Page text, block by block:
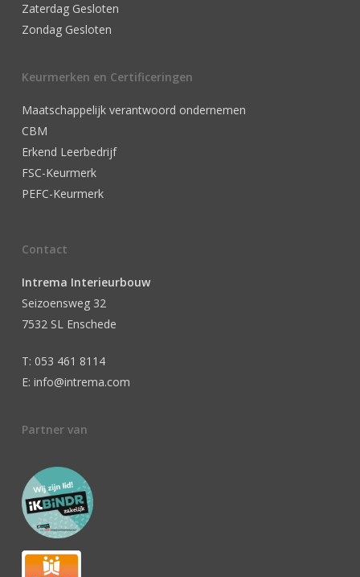
Zaterdag Gesloten
Zondag Gesloten
Keurmerken en Certificeringen
Maatschappelijk verantwoord ondernemen
CBM
Erkend Leerbedrijf
FSC-Keurmerk
PEFC-Keurmerk
Contact
Intrema Interieurbouw
Seizoensweg 32
7532 SL Enschede
T: 053 461 8114
E: info@intrema.com
Partner van